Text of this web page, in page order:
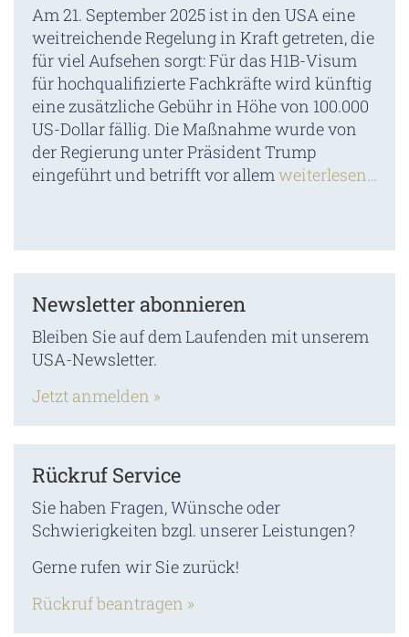
Am 21. September 2025 ist in den USA eine
weitreichende Regelung in Kraft getreten, die
für viel Aufsehen sorgt: Für das H1B-Visum
für hochqualifizierte Fachkräfte wird künftig
eine zusätzliche Gebühr in Höhe von 100.000
US-Dollar fällig. Die Maßnahme wurde von
der Regierung unter Präsident Trump
eingeführt und betrifft vor allemweiterlesen…
Newsletter abonnieren
Bleiben Sie auf dem Laufenden mit unserem
USA-Newsletter.
Jetzt anmelden »
Rückruf Service
Sie haben Fragen, Wünsche oder
Schwierigkeiten bzgl. unserer Leistungen?
Gerne rufen wir Sie zurück!
Rückruf beantragen »